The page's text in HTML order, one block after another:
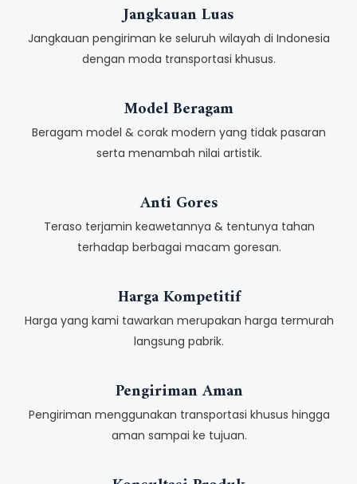
Jangkauan Luas
Jangkauan pengiriman ke seluruh wilayah di Indonesia
dengan moda transportasi khusus.
Model Beragam
Beragam model & corak modern yang tidak pasaran
serta menambah nilai artistik.
Anti Gores
Teraso terjamin keawetannya & tentunya tahan
terhadap berbagai macam goresan.
Harga Kompetitif
Harga yang kami tawarkan merupakan harga termurah
langsung pabrik.
Pengiriman Aman
Pengiriman menggunakan transportasi khusus hingga
aman sampai ke tujuan.